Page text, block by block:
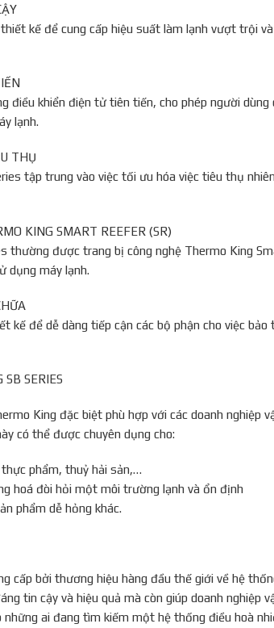
kế để cung cấp hiệu suất làm lạnh vượt trội
điều khiển điện tử tiên tiến, cho phép người
lạnh.
THỤ
tập trung vào việc tối ưu hóa việc tiêu thụ
KING SMART REEFER (SR)
thường được trang bị công nghệ Thermo King
dụng máy lạnh.
kế để dễ dàng tiếp cận các bộ phận cho việc
SERIES
King đặc biệt phù hợp với các doanh
có thể được chuyên dụng cho:
phẩm, thuỷ hải sản,…
hoá đòi hỏi một môi trường lạnh và ổn định
phẩm dễ hỏng khác.
cấp bởi thương hiệu hàng đầu thế giới về hệ
tin cậy và hiệu quả mà còn giúp doanh nghiệp
những ai đang tìm kiếm một hệ thống điều hoà